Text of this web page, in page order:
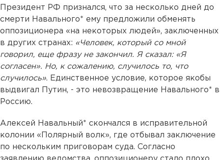
Президент РФ признался, что за несколько дней до
смерти Навального* ему предложили обменять
оппозиционера «на некоторых людей», заключенных
в других странах: «Человек, который со мной
говорил, еще фразу не закончил. Я сказал: «Я
согласен». Но, к сожалению, случилось то, что
случилось». Единственное условие, которое якобы
выдвигал Путин, - это невозвращение Навального* в
Россию.
Алексей Навальный* скончался в исправительной
колонии «Полярный волк», где отбывал заключение
по нескольким приговорам суда. Согласно